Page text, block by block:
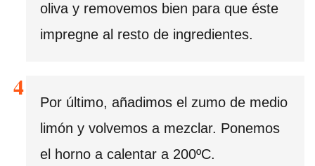
oliva y removemos bien para que éste
impregne al resto de ingredientes.
Por último, añadimos el zumo de medio
limón y volvemos a mezclar. Ponemos
el horno a calentar a 200ºC.